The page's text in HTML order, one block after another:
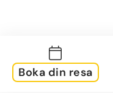
Boka din resa